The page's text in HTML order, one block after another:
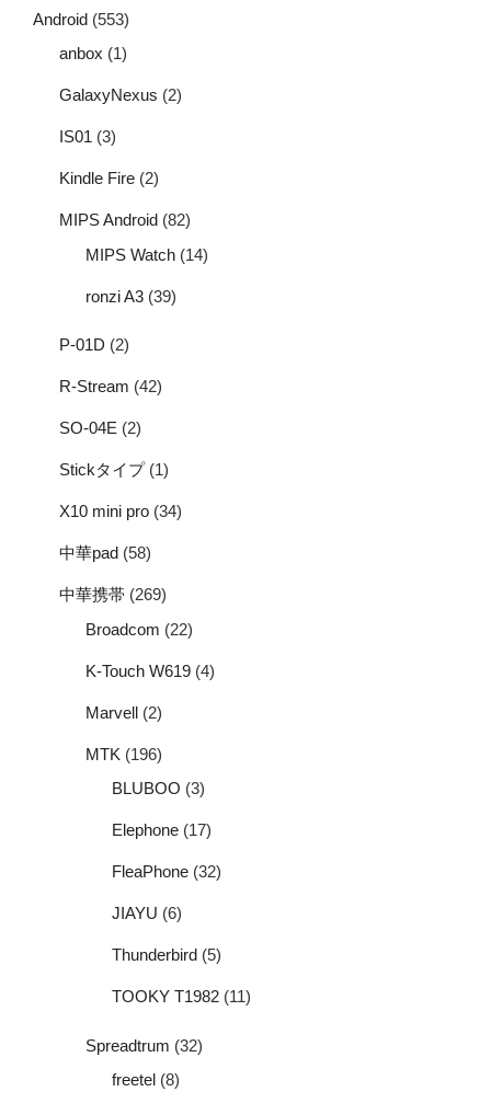
Android (553)
anbox (1)
GalaxyNexus (2)
IS01 (3)
Kindle Fire (2)
MIPS Android (82)
MIPS Watch (14)
ronzi A3 (39)
P-01D (2)
R-Stream (42)
SO-04E (2)
Stickタイプ(1)
X10 mini pro (34)
中華pad (58)
中華携帯 (269)
Broadcom (22)
K-Touch W619 (4)
Marvell (2)
MTK (196)
BLUBOO (3)
Elephone (17)
FleaPhone (32)
JIAYU (6)
Thunderbird (5)
TOOKY T1982 (11)
Spreadtrum (32)
freetel (8)